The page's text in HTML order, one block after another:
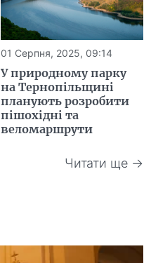
01 Серпня, 2025, 09:14
У природному парку
на Тернопільщині
планують розробити
пішохідні та
веломаршрути
Читати ще →